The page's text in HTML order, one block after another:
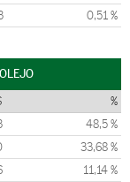
0,51 %
%
48,5 %
33,68 %
11,14 %